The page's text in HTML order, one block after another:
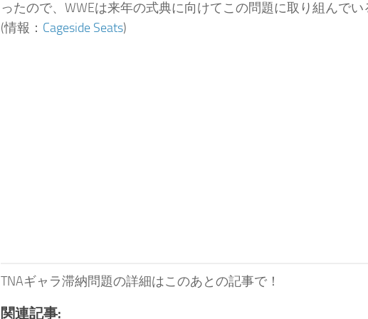
ったので、WWEは来年の式典に向けてこの問題に取り組んでい
(情報： Cageside Seats)
TNAギャラ滞納問題の詳細はこのあとの記事で！
関連記事: